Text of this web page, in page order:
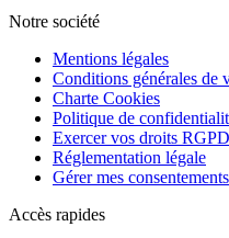
Notre société
Mentions légales
Conditions générales de
Charte Cookies
Politique de
Exercer vos droits RGPD
Réglementation légale
Gérer mes consentements
Accès rapides